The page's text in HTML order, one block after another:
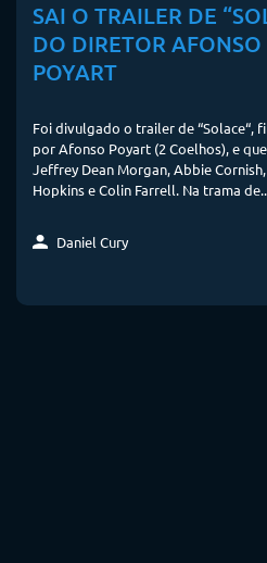
SAI O TRAILER DE
DO DIRETOR AFONSO
POYART
Foi divulgado o trailer de “Solace“,
por Afonso Poyart (2 Coelhos), e
Jeffrey Dean Morgan, Abbie
Hopkins e Colin Farrell. Na trama
Daniel Cury